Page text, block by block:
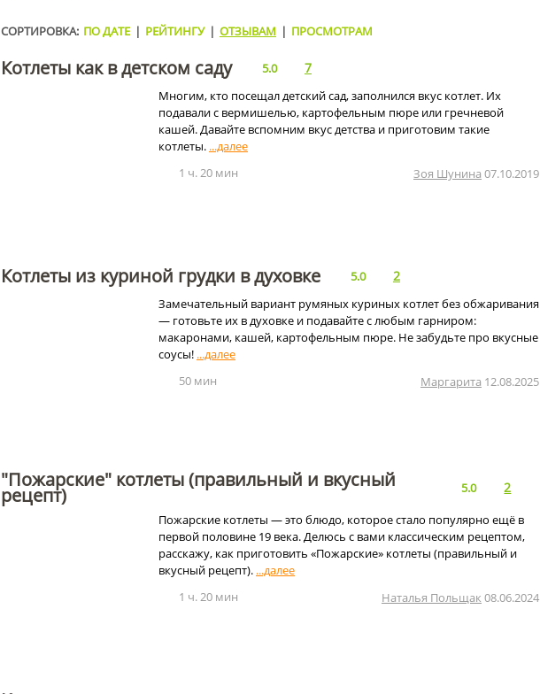
СОРТИРОВКА: ПО ДАТЕ | РЕЙТИНГУ | ОТЗЫВАМ | ПРОСМОТРАМ
Котлеты как в детском саду 5.0 7
Многим, кто посещал детский сад, заполнился вкус котлет. Их
подавали с вермишелью, картофельным пюре или гречневой
кашей. Давайте вспомним вкус детства и приготовим такие
котлеты.
1 ч. 20 мин
Зоя Шунина 07.10.2019
Котлеты из куриной грудки в духовке 5.0 2
Замечательный вариант румяных куриных котлет без обжаривания
— готовьте их в духовке и подавайте с любым гарниром:
макаронами, кашей, картофельным пюре. Не забудьте про вкусные
соусы!
50 мин
Маргарита 12.08.2025
"Пожарские" котлеты (правильный и вкусный
рецепт) 5.0 2
Пожарские котлеты — это блюдо, которое стало популярно ещё в
первой половине 19 века. Делюсь с вами классическим рецептом,
расскажу, как приготовить «Пожарские» котлеты (правильный и
вкусный рецепт).
1 ч. 20 мин
Наталья Польщак 08.06.2024